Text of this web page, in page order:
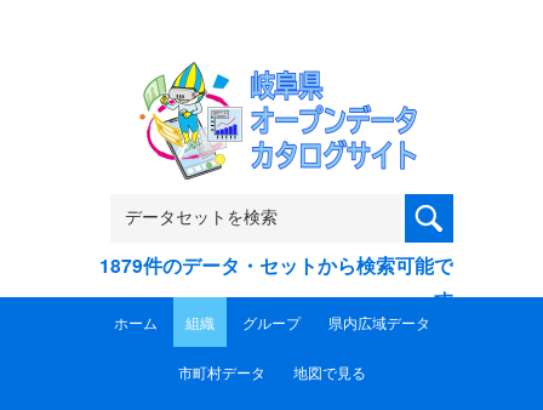
1879件のデータ・セットから検索可能で
す
ホーム 組織 グループ 県内広域データ
市町村データ 地図で見る